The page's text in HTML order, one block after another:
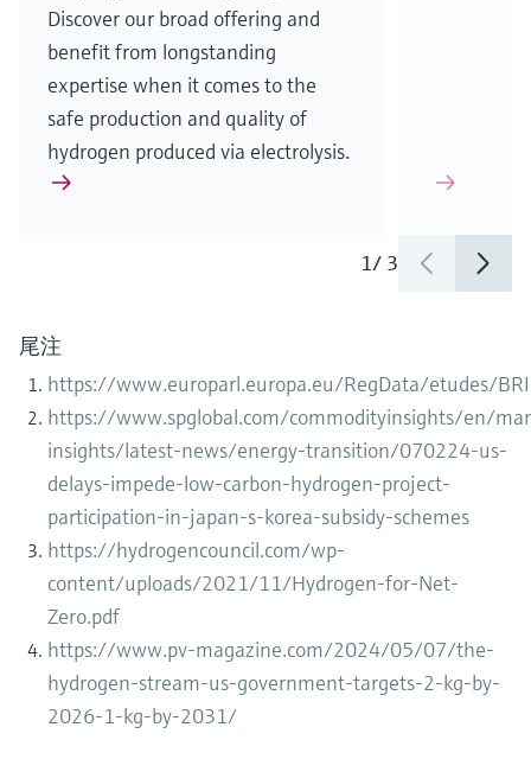
Discover our broad offering and
benefit from longstanding
expertise when it comes to the
safe production and quality of
hydrogen produced via electrolysis.
1/ 3
尾注
https://www.europarl.europa.eu/RegData/etudes/
https://www.spglobal.com/commodityinsights/en/
insights/latest-news/energy-transition/070224-us-
delays-impede-low-carbon-hydrogen-project-
participation-in-japan-s-korea-subsidy-schemes
https://hydrogencouncil.com/wp-
content/uploads/2021/11/Hydrogen-for-Net-
Zero.pdf
https://www.pv-magazine.com/2024/05/07/the-
hydrogen-stream-us-government-targets-2-kg-by-
2026-1-kg-by-2031/